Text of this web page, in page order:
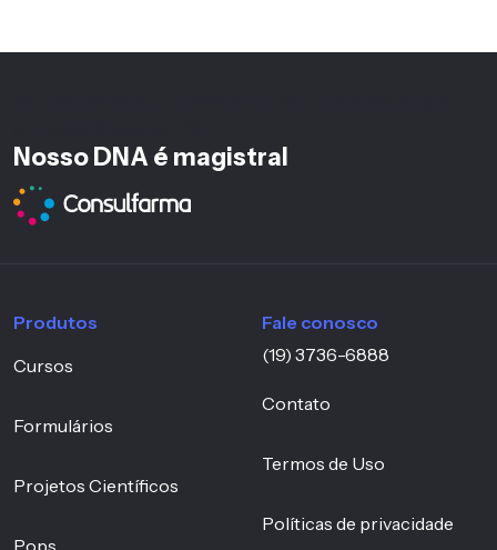
Nosso DNA é magistral
Produtos
Cursos
Formulários
Projetos Científicos
Fale conosco
(19) 3736-6888
Contato
Termos de Uso
Políticas de privacidade